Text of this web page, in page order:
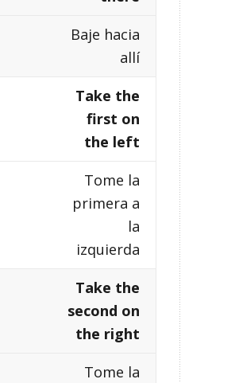
Baje hacia
allí
Take the
first on
the left
Tome la
primera a
la
izquierda
Take the
second on
the right
Tome la